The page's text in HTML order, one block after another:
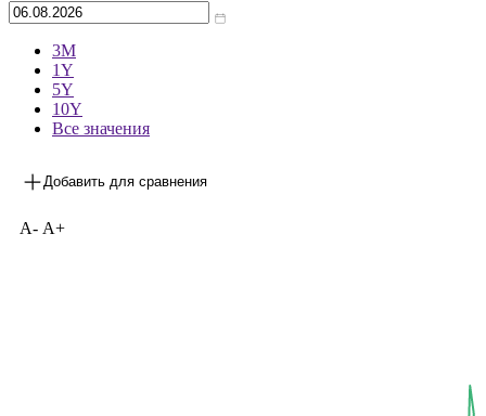
3М
1Y
5Y
10Y
Все значения
Добавить для сравнения